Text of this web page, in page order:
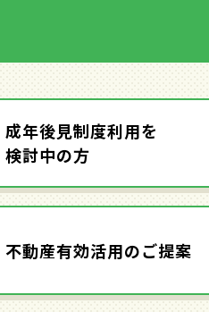
成年後見制度利用を
検討中の方
不動産有効活用のご提案